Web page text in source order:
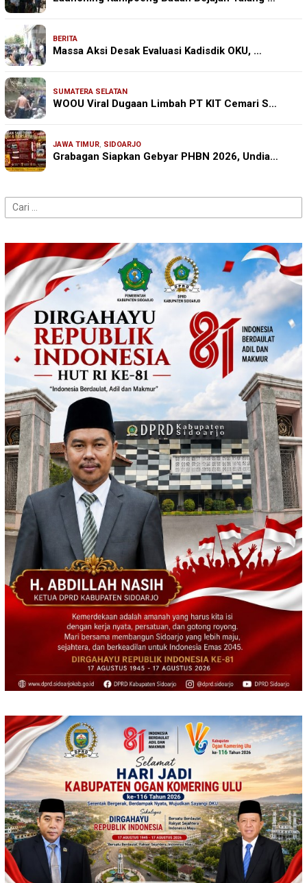
BERITA
Massa Aksi Desak Evaluasi Kadisdik OKU, …
SUMATERA SELATAN
WOOU Viral Dugaan Limbah PT KIT Cemari S…
JAWA TIMUR, SIDOARJO
Grabagan Siapkan Gebyar PHBN 2026, Undia…
Cari
untuk: